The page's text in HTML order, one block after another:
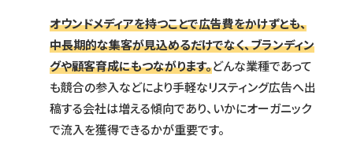
オウンドメディアを持つことで広告費をかけずとも、
中長期的な集客が見込めるだけでなく、ブランディン
グや顧客育成にもつながります。どんな業種であって
も競合の参入などにより手軽なリスティング広告へ出
稿する会社は増える傾向であり、いかにオーガニック
で流入を獲得できるかが重要です。